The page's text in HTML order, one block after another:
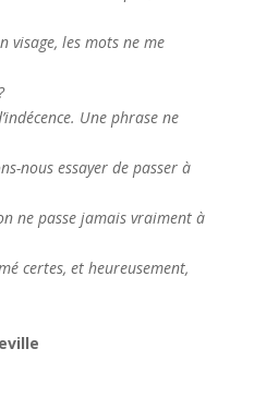
visage, les mots ne me
Une phrase ne
nous essayer de passer à
ne passe jamais vraiment à
certes, et heureusement,